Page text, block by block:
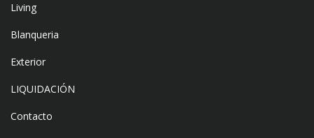
Living
Blanqueria
Exterior
LIQUIDACIÓN
Contacto